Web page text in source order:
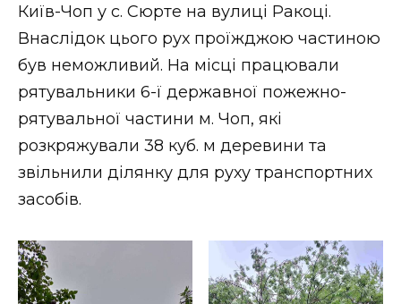
ЗАКАРПАТСЬКІ НОВИНИ
НОВИНИ ЗАХІДНОЇ УКРАЇНИ
ФОТО
ВІДЕО
Київ-Чоп у с. Сюрте на вулиці Ракоці.
Внаслідок цього рух проїжджою частиною
був неможливий. На місці працювали
рятувальники 6-ї державної пожежно-
рятувальної частини м. Чоп, які
розкряжували 38 куб. м деревини та
звільнили ділянку для руху транспортних
засобів.